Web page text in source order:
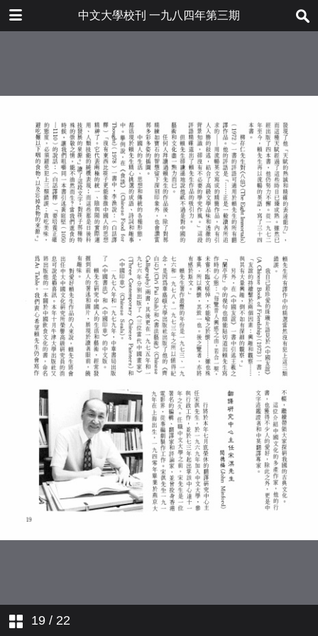
中文大學校刊 一九八四年第三期
19 / 22
大學要聞
科學館東座大樓開幕典禮
國際中藥研究會議
中國式企業管理研討會
簡訊
近期發展
聯合書院的學術文化生活
當代亞洲硏究中心簡介
中藥科學化──中藥研究中心
國內學生在中大
學術文化
香港學童的體適能狀況
文化活動
近期出版新書刊
人物素描
人事動態
各界捐贈